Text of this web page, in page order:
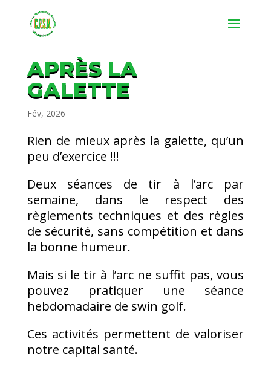
APRÈS LA
GALETTE
Fév, 2026
Rien de mieux après la galette, qu’un
peu d’exercice !!!
Deux séances de tir à l’arc par
semaine, dans le respect des
règlements techniques et des règles
de sécurité, sans compétition et dans
la bonne humeur.
Mais si le tir à l’arc ne suffit pas, vous
pouvez pratiquer une séance
hebdomadaire de swin golf.
Ces activités permettent de valoriser
notre capital santé.